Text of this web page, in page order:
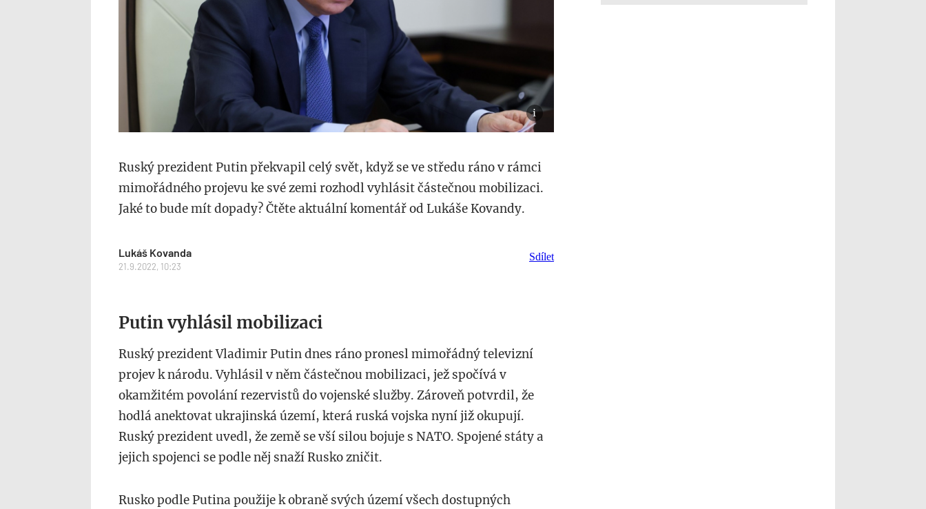
Ruský prezident Putin překvapil celý svět, když se ve středu ráno v rámci
mimořádného projevu ke své zemi rozhodl vyhlásit částečnou mobilizaci.
Jaké to bude mít dopady? Čtěte aktuální komentář od Lukáše Kovandy.
Lukáš Kovanda
21.9.2022, 10:23
Sdílet
Putin vyhlásil mobilizaci
Ruský prezident Vladimir Putin dnes ráno pronesl mimořádný televizní
projev k národu. Vyhlásil v něm částečnou mobilizaci, jež spočívá v
okamžitém povolání rezervistů do vojenské služby. Zároveň potvrdil, že
hodlá anektovat ukrajinská území, která ruská vojska nyní již okupují.
Ruský prezident uvedl, že země se vší silou bojuje s NATO. Spojené státy a
jejich spojenci se podle něj snaží Rusko zničit.
Rusko podle Putina použije k obraně svých území všech dostupných